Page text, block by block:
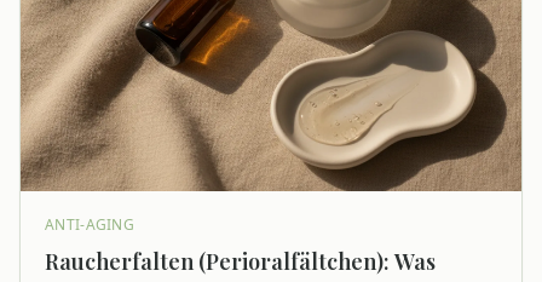
ANTI-AGING
Raucherfalten (Perioralfältchen): Was